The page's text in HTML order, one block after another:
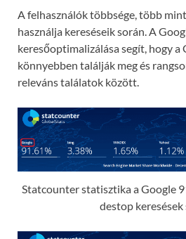
A felhasználók többsége, több
használja kereséseik során. A
keresőoptimalizálása segít, hogy a
könnyebben találják meg és
releváns találatok között.
Statcounter statisztika a Google
destop keresések